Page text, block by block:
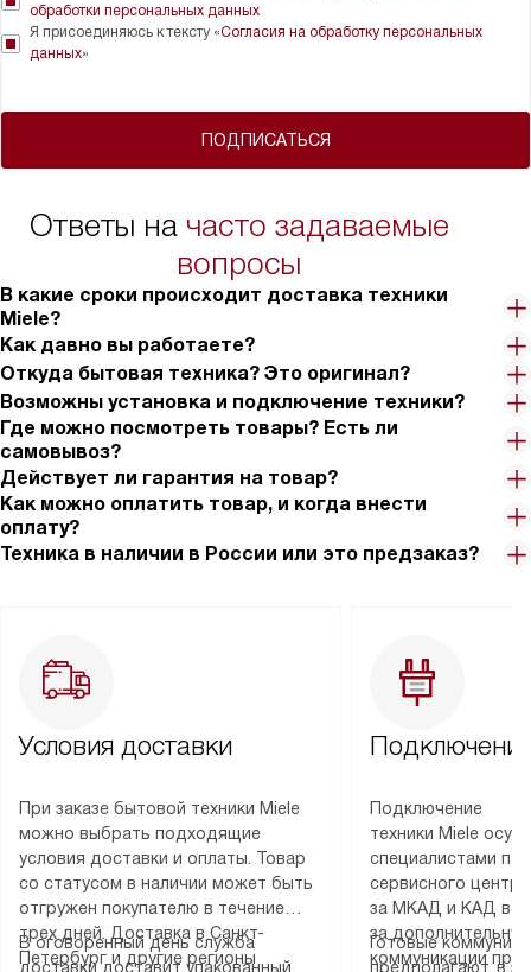
ПОДПИСАТЬСЯ
обработки персональных данных
Я присоединяюсь к тексту «Согласия на обработку персональных
данных»
Ответы на часто задаваемые
вопросы
В какие сроки происходит доставка техники
Miele?
Как давно вы работаете?
Откуда бытовая техника? Это оригинал?
Возможны установка и подключение техники?
Где можно посмотреть товары? Есть ли
самовывоз?
Действует ли гарантия на товар?
Как можно оплатить товар, и когда внести
оплату?
Техника в наличии в России или это предзаказ?
Условия доставки
При заказе бытовой техники Miele
можно выбрать подходящие
условия доставки и оплаты. Товар
со статусом в наличии может быть
отгружен покупателю в течение
трех дней. Доставка в Санкт-
Петербург и другие регионы
В оговоренный день служба
доставки доставит упакованный
Подключение
техники Miele
специалистами
сервисного
за МКАД и КАД
за
коммуникации
Готовые
предполагают, в